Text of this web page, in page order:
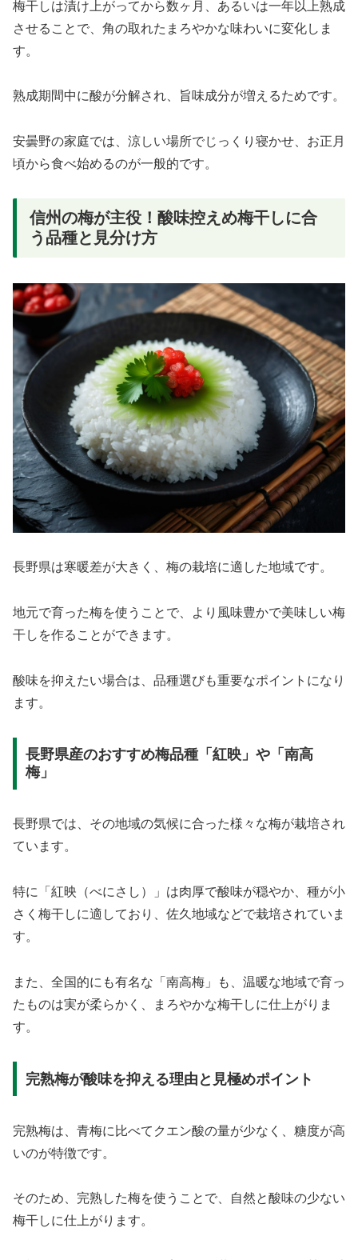
梅干しは漬け上がってから数ヶ月、あるいは一年以上熟成
させることで、角の取れたまろやかな味わいに変化しま
す。
熟成期間中に酸が分解され、旨味成分が増えるためです。
安曇野の家庭では、涼しい場所でじっくり寝かせ、お正月
頃から食べ始めるのが一般的です。
信州の梅が主役！酸味控えめ梅干しに合
う品種と見分け方
長野県は寒暖差が大きく、梅の栽培に適した地域です。
地元で育った梅を使うことで、より風味豊かで美味しい梅
干しを作ることができます。
酸味を抑えたい場合は、品種選びも重要なポイントになり
ます。
長野県産のおすすめ梅品種「紅映」や「南高
梅」
長野県では、その地域の気候に合った様々な梅が栽培され
ています。
特に「紅映（べにさし）」は肉厚で酸味が穏やか、種が小
さく梅干しに適しており、佐久地域などで栽培されていま
す。
また、全国的にも有名な「南高梅」も、温暖な地域で育っ
たものは実が柔らかく、まろやかな梅干しに仕上がりま
す。
完熟梅が酸味を抑える理由と見極めポイント
完熟梅は、青梅に比べてクエン酸の量が少なく、糖度が高
いのが特徴です。
そのため、完熟した梅を使うことで、自然と酸味の少ない
梅干しに仕上がります。